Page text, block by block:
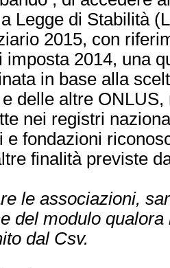
Legge di Stabilità
2015, con
imposta 2014, una
in base alla
delle altre
nei registri
e fondazioni
finalità previste
le associazioni,
del modulo
dal Csv.